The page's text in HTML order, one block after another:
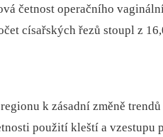
četnost operačního
císařských řezů stoupl z
k zásadní změně
použití kleští a vzestupu